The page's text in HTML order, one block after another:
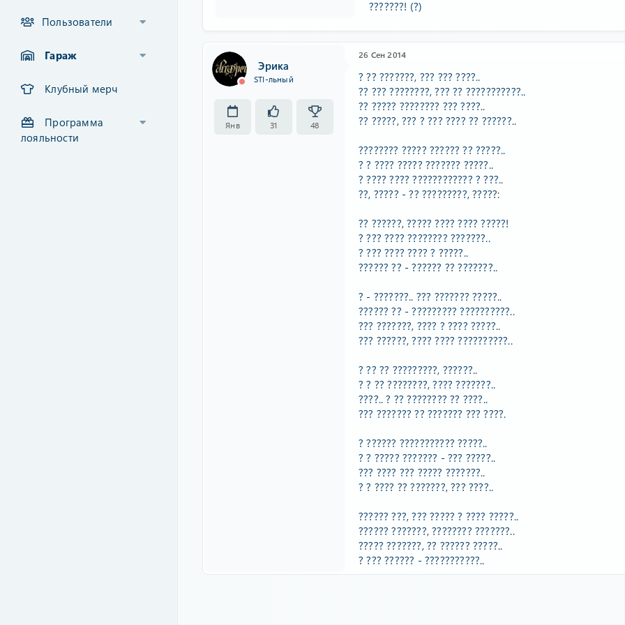
Пользователи
Гараж
Клубный мерч
Программа
лояльности
???????! (?)
Эрика
STI-льный
Янв 31 48
26 Сен 2014
? ?? ???????, ??? ??? ????..
?? ??? ????????, ??? ?? ???????????..
?? ????? ???????? ??? ????..
?? ?????, ??? ? ??? ???? ?? ??????..
???????? ????? ?????? ?? ?????..
? ? ???? ????? ??????? ?????..
? ???? ???? ???????????? ? ???..
??, ????? - ?? ?????????, ?????:
?? ??????, ????? ???? ???? ?????!
? ??? ???? ???????? ???????..
? ??? ???? ???? ? ?????..
?????? ?? - ?????? ?? ???????..
? - ???????.. ??? ??????? ?????..
?????? ?? - ????????? ??????????..
??? ???????, ???? ? ???? ?????..
??? ??????, ???? ???? ??????????..
? ?? ?? ?????????, ??????..
? ? ?? ????????, ???? ???????..
????.. ? ?? ???????? ?? ????..
??? ??????? ?? ??????? ??? ????.
? ?????? ??????????? ?????..
? ? ????? ??????? - ??? ?????..
??? ???? ??? ????? ???????..
? ? ???? ?? ???????, ??? ????..
?????? ???, ??? ????? ? ???? ?????..
?????? ???????, ???????? ???????..
????? ???????, ?? ?????? ?????..
? ??? ?????? - ???????????..